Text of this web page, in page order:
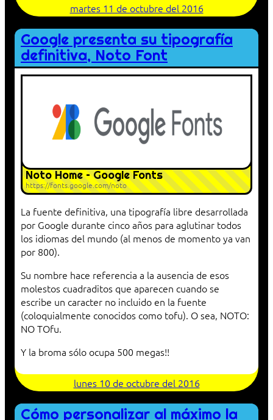
martes 11 de octubre del 2016
Google presenta su tipografía
definitiva, Noto Font
Noto Home – Google Fonts
https://fonts.google.com/noto
La fuente definitiva, una tipografía libre desarrollada
por Google durante cinco años para aglutinar todos
los idiomas del mundo (al menos de momento ya van
por 800).
Su nombre hace referencia a la ausencia de esos
molestos cuadraditos que aparecen cuando se
escribe un caracter no incluido en la fuente
(coloquialmente conocidos como tofu). O sea, NOTO:
NO TOfu.
Y la broma sólo ocupa 500 megas!!
lunes 10 de octubre del 2016
Cómo personalizar al máximo la